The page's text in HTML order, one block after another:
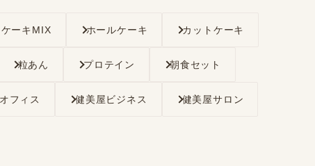
ーキMIX ホールケーキ カットケーキ
粒あん プロテイン 朝食セット
フィス 健美屋ビジネス 健美屋サロン